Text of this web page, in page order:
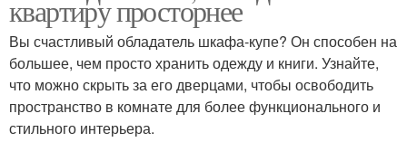
квартиру просторнее
Вы счастливый обладатель шкафа-купе? Он способен на
большее, чем просто хранить одежду и книги. Узнайте,
что можно скрыть за его дверцами, чтобы освободить
пространство в комнате для более функционального и
стильного интерьера.